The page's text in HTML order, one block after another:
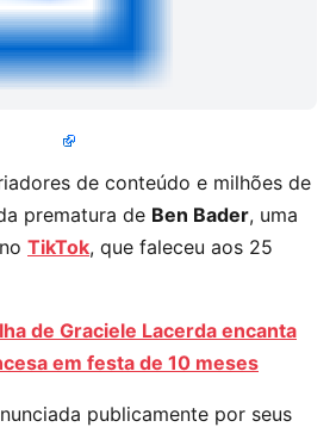
de conteúdo e milhões de
prematura de Ben Bader, uma
TikTok, que faleceu aos 25
de Graciele Lacerda encanta
em festa de 10 meses
publicamente por seus